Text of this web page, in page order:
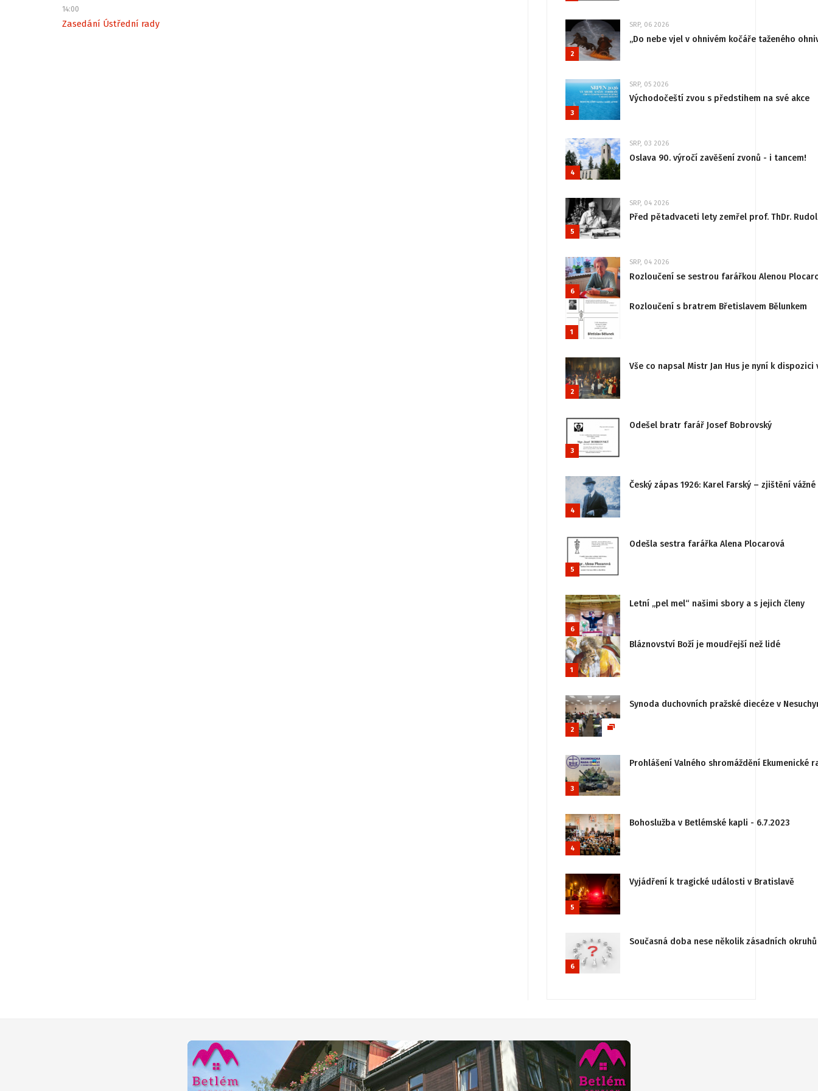
14:00
Zasedání Ústřední rady
2
SRP, 06 2026
„Do nebe vjel v ohnivém kočáře taženého
3
SRP, 05 2026
Východočeští zvou s předstihem na své akce
4
SRP, 03 2026
Oslava 90. výročí zavěšení zvonů - i tancem!
5
SRP, 04 2026
Před pětadvaceti lety zemřel prof. ThDr.
6
SRP, 04 2026
Rozloučení se sestrou farářkou Alenou
1
Rozloučení s bratrem Břetislavem Bělunkem
2
Vše co napsal Mistr Jan Hus je nyní k
3
Odešel bratr farář Josef Bobrovský
4
Český zápas 1926: Karel Farský – zjištění
5
Odešla sestra farářka Alena Plocarová
6
Letní „pel mel“ našimi sbory a s jejich členy
1
Bláznovství Boží je moudřejší než lidé
2
Synoda duchovních pražské diecéze v
3
Prohlášení Valného shromáždění
4
Bohoslužba v Betlémské kapli - 6.7.2023
5
Vyjádření k tragické události v Bratislavě
6
Současná doba nese několik zásadních